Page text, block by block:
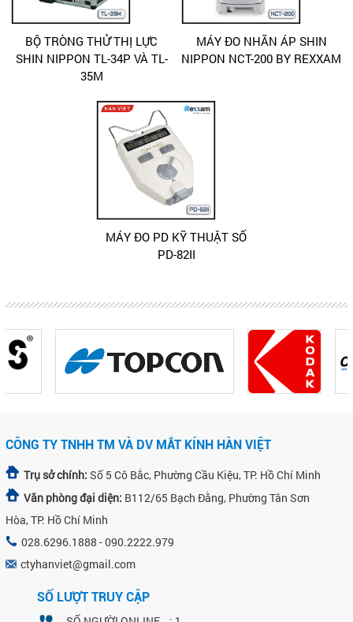
BỘ TRÒNG THỬ THỊ LỰC
SHIN NIPPON TL-34P VÀ TL-
35M
MÁY ĐO NHÃN ÁP SHIN
NIPPON NCT-200 BY REXXAM
MÁY ĐO PD KỸ THUẬT SỐ
PD-82II
CÔNG TY TNHH TM VÀ DV MẮT KÍNH HÀN VIỆT
Trụ sở chính: Số 5 Cô Bắc, Phường Cầu Kiệu, TP. Hồ Chí Minh
Văn phòng đại diện: B112/65 Bạch Đằng, Phường Tân Sơn
Hòa, TP. Hồ Chí Minh
028.6296.1888 - 090.2222.979
ctyhanviet@gmail.com
SỐ LƯỢT TRUY CẬP